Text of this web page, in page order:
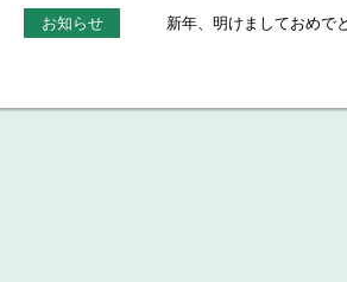
お知らせ 新年、明けましておめで